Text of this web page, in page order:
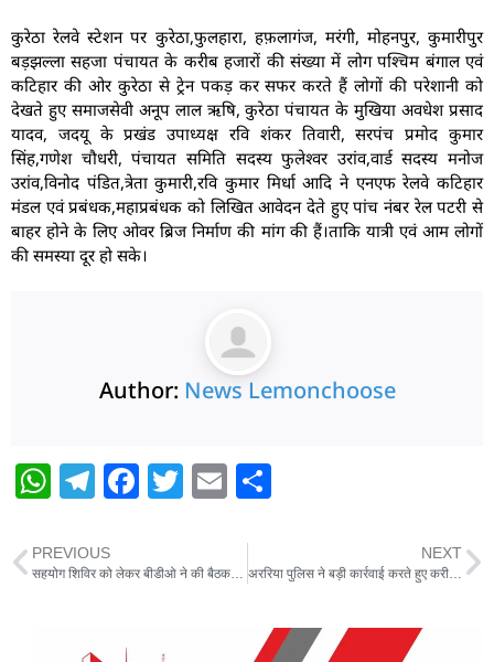
कुरेठा रेलवे स्टेशन पर कुरेठा,फुलहारा, हफ़लागंज, मरंगी, मोहनपुर, कुमारीपुर
बड़झल्ला सहजा पंचायत के करीब हजारों की संख्या में लोग पश्चिम बंगाल एवं
कटिहार की ओर कुरेठा से ट्रेन पकड़ कर सफर करते हैं लोगों की परेशानी को
देखते हुए समाजसेवी अनूप लाल ऋषि, कुरेठा पंचायत के मुखिया अवधेश प्रसाद
यादव, जदयू के प्रखंड उपाध्यक्ष रवि शंकर तिवारी, सरपंच प्रमोद कुमार
सिंह,गणेश चौधरी, पंचायत समिति सदस्य फुलेश्वर उरांव,वार्ड सदस्य मनोज
उरांव,विनोद पंडित,त्रेता कुमारी,रवि कुमार मिर्धा आदि ने एनएफ रेलवे कटिहार
मंडल एवं प्रबंधक,महाप्रबंधक को लिखित आवेदन देते हुए पांच नंबर रेल पटरी से
बाहर होने के लिए ओवर ब्रिज निर्माण की मांग की हैं।ताकि यात्री एवं आम लोगों
की समस्या दूर हो सके।
Author: News Lemonchoose
W
at
s
T
e
g
F
e
T
er
E
ai
l e
PREVIOUS
सहयोग शिविर को लेकर बीडीओ ने की बैठक, दिए जरूरी निर्देश
NEXT
अररिया पुलिस ने बड़ी कार्रवाई करते हुए करीब 1028 ग्राम स्मैक के साथ युवक को किया गिरफ्तार